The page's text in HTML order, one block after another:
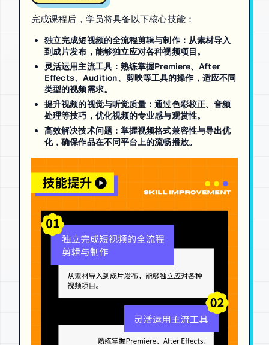
完成课程后，学员将具备以下核心技能：
独立完成短视频的全流程剪辑与制作：从素材导入
到成片发布，能够独立应对各种视频项目。
灵活运用主流工具：熟练掌握Premiere、After
Effects、Audition、剪映等工具的操作，适应不同
类型的视频需求。
提升视频的视觉与听觉质量 ：通过色彩校正、音频
处理等技巧，优化视频的专业感与观赏性。
高效解决技术问题：掌握视频格式兼容性与导出优
化，确保作品在不同平台上的流畅播放。